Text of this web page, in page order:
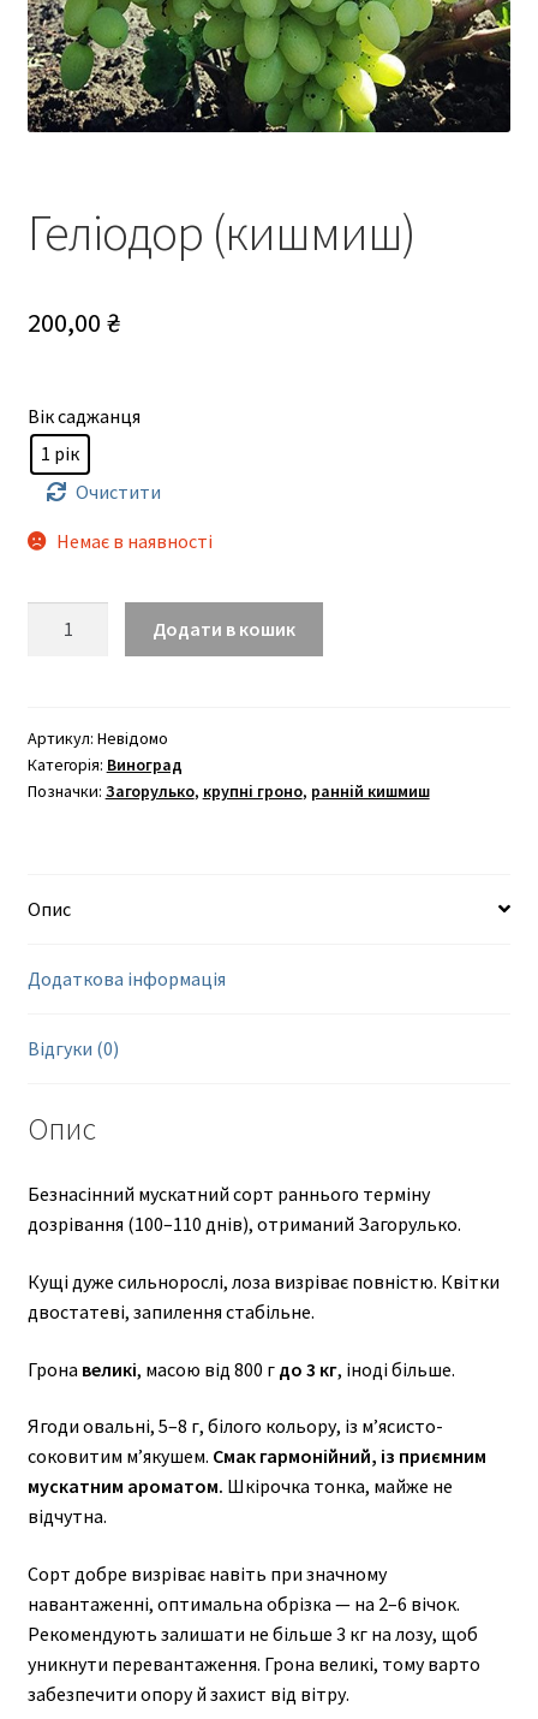
Геліодор (кишмиш)
200,00 ₴
Вік саджанця
1 рік
Очистити
Немає в наявності
Додати в кошик
Артикул: Невідомо
Категорія: Виноград
Позначки: Загорулько, крупні гроно, ранній кишмиш
Опис
Додаткова інформація
Відгуки (0)
Опис
Безнасінний мускатний сорт раннього терміну
дозрівання (100–110 днів), отриманий Загорулько.
Кущі дуже сильнорослі, лоза визріває повністю. Квітки
двостатеві, запилення стабільне.
Грона великі, масою від 800 г до 3 кг, іноді більше.
Ягоди овальні, 5–8 г, білого кольору, із м’ясисто-
соковитим м’якушем. Смак гармонійний, із приємним
мускатним ароматом. Шкірочка тонка, майже не
відчутна.
Сорт добре визріває навіть при значному
навантаженні, оптимальна обрізка — на 2–6 вічок.
Рекомендують залишати не більше 3 кг на лозу, щоб
уникнути перевантаження. Грона великі, тому варто
забезпечити опору й захист від вітру.